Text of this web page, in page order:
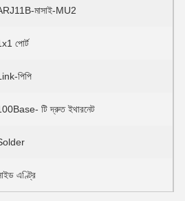
মাসাই-MU2
পোর্ট
পিপি
টি দ্রুত ইথারনেট
এণ্ট্রি